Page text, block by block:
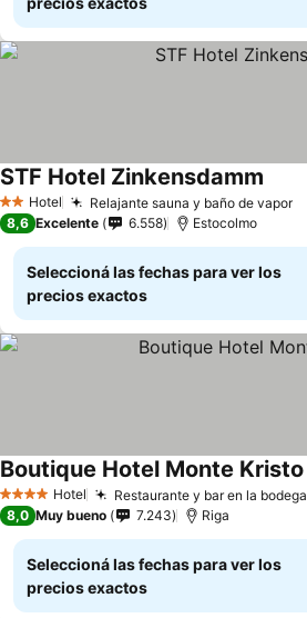
2 Estrellas
Hotel Relajante sauna y baño de vapor
STF Hotel Zinkensdamm
8,6 Excelente 6.558 Estocolmo
Seleccioná las fechas para ver los
precios exactos
4 EstrellasHotel Restaurante y bar en la bodega
Boutique Hotel Monte Kristo
8,0 Muy bueno 7.243 Riga
Seleccioná las fechas para ver los
precios exactos